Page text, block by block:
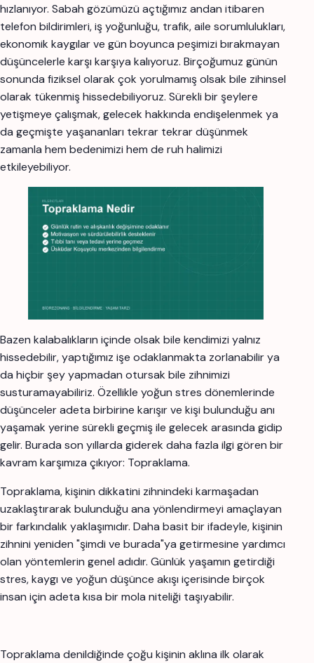
hızlanıyor. Sabah gözümüzü açtığımız andan itibaren
telefon bildirimleri, iş yoğunluğu, trafik, aile sorumlulukları,
ekonomik kaygılar ve gün boyunca peşimizi bırakmayan
düşüncelerle karşı karşıya kalıyoruz. Birçoğumuz günün
sonunda fiziksel olarak çok yorulmamış olsak bile zihinsel
olarak tükenmiş hissedebiliyoruz. Sürekli bir şeylere
yetişmeye çalışmak, gelecek hakkında endişelenmek ya
da geçmişte yaşananları tekrar tekrar düşünmek
zamanla hem bedenimizi hem de ruh halimizi
etkileyebiliyor.
Bazen kalabalıkların içinde olsak bile kendimizi yalnız
hissedebilir, yaptığımız işe odaklanmakta zorlanabilir ya
da hiçbir şey yapmadan otursak bile zihnimizi
susturamayabiliriz. Özellikle yoğun stres dönemlerinde
düşünceler adeta birbirine karışır ve kişi bulunduğu anı
yaşamak yerine sürekli geçmiş ile gelecek arasında gidip
gelir. Burada son yıllarda giderek daha fazla ilgi gören bir
kavram karşımıza çıkıyor: Topraklama.
Topraklama, kişinin dikkatini zihnindeki karmaşadan
uzaklaştırarak bulunduğu ana yönlendirmeyi amaçlayan
bir farkındalık yaklaşımıdır. Daha basit bir ifadeyle, kişinin
zihnini yeniden "şimdi ve burada"ya getirmesine yardımcı
olan yöntemlerin genel adıdır. Günlük yaşamın getirdiği
stres, kaygı ve yoğun düşünce akışı içerisinde birçok
insan için adeta kısa bir mola niteliği taşıyabilir.
Topraklama denildiğinde çoğu kişinin aklına ilk olarak